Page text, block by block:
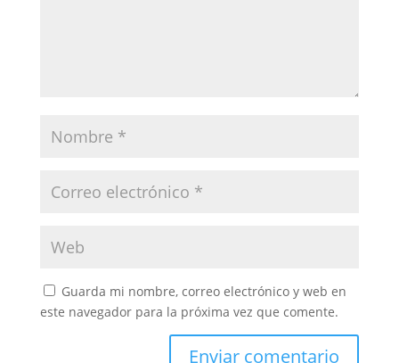
Guarda mi nombre, correo electrónico y web en
este navegador para la próxima vez que comente.